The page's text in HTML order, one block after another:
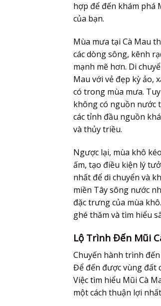
hợp để đến khám phá
của bạn.
Mùa mưa tại Cà Mau
các dòng sông, kênh
mạnh mẽ hơn. Di
Mau với vẻ đẹp kỳ ảo,
có trong mùa mưa.
không có nguồn nước
các tỉnh đầu nguồn
và thủy triều.
Ngược lại, mùa khô
ấm, tạo điều kiện lý
nhất để di chuyển và
miền Tây sông nước
đặc trưng của mùa
ghé thăm và tìm hiểu
Lộ Trình Đến Mũi
Chuyến hành trình
Để đến được vùng đất
Việc tìm hiểu Mũi Cà
một cách thuận lợi